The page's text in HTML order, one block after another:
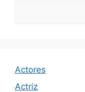
Actores
Actriz